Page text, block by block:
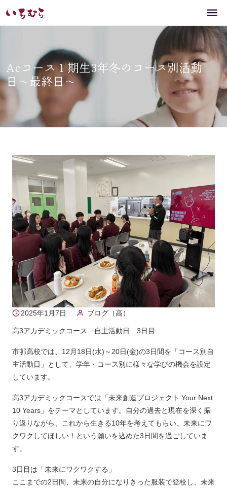
Acコース１期生3年冬のコース別活動
日〜最終日〜
2025年1月7日 ブログ（高）
高3アカデミックコース 自主活動日 3日目
市邨高校では、12月18日(水)～20日(金)の3日間を「コース別自
主活動日」として、学年・コース別に様々な学びの機会を設定
しています。
高3アカデミックコースでは「未来創造プロジェクト:Your Next
10 Years」をテーマとしています。自分の過去と現在を深く振
り返りながら、これから生きる10年を考えてもらい、未来にワ
クワクしてほしい！という願いを込めた3日間を過ごしていま
す。
3日目は「未来にワクワクする」
ここまでの2日間、未来の自分になりきった服装で登校し、未来